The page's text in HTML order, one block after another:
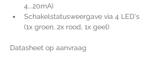
4...20mA)
Schakelstatusweergave via 4 LED's
(1x groen, 2x rood, 1x geel)
Datasheet op aanvraag